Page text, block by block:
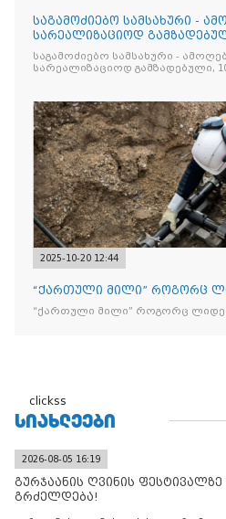
საგამოძიებო სამსახური -
სარეალიზაციოდ
მეტი „Jacobs Monar
საგამოძიებო სამსახური -
სარეალიზაციოდ გამზადებული,
„Raffaello”-ს სასაქონლო ნიშნით
ტკბილეული
2025-10-20 12:44
“ქართული მილი” როგორც
“ქართული მილი” როგორც
clickss
ᲡᲘᲐᲮᲚᲔᲔᲑᲘ
2026-08-05 16:19
გურჯაანის ღვინის
გრძელდება!